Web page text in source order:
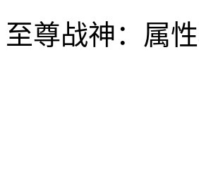
至尊战神：属